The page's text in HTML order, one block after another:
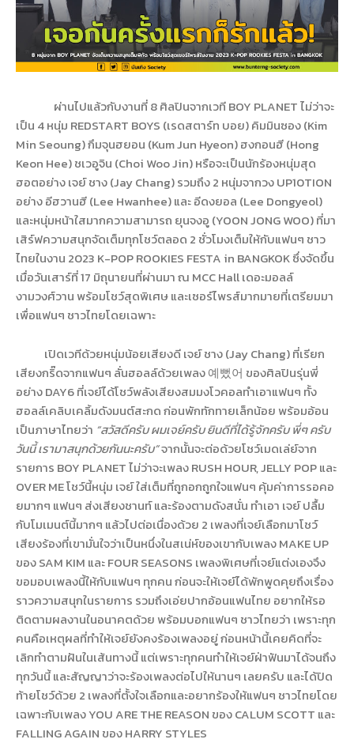
ผ่านไปแล้วกับงานที่8ศิลปินจากเวทีBOY PLANETไม่ว่าจะ
เป็น 4 หนุ่ม REDSTART BOYS (เรดสตาร์ท บอย) คิมมินซอง (Kim
Min Seoung) กึมจุนฮยอน (Kum Jun Hyeon) ฮงกอนฮี (Hong
Keon Hee) ชเวอูจิน (Choi Woo Jin) หรือจะเป็นนักร้องหนุ่มสุด
ฮอตอย่าง เจย์ ชาง (Jay Chang) รวมถึง2 หนุ่มจากวงUP10TION
อย่าง อีฮวานฮี (Lee Hwanhee) และ อีดงยอล (Lee Dongyeol)
และหนุ่มหน้าใสมากความสามารถ ยุนจงอู (YOON JONG WOO) ที่มา
เสิร์ฟความสนุกจัดเต็มทุกโชว์ตลอด 2 ชั่วโมงเต็มให้กับแฟนๆ ชาว
ไทยในงาน 2023 K-POP ROOKIES FESTA in BANGKOKซึ่งจัดขึ้น
เมื่อวันเสาร์ที่17 มิถุนายนที่ผ่านมา ณ MCC Hallเดอะมอลล์
งามวงศ์วาน พร้อมโชว์สุดพิเศษ และเซอร์ไพรส์มากมายที่เตรียมมา
เพื่อแฟนๆ ชาวไทยโดยเฉพาะ
เปิดเวทีด้วยหนุ่มน้อยเสียงดี เจย์ ชาง (Jay Chang) ที่เรียก
เสียงกริ๊ดจากแฟนๆ ลั่นฮอลล์ด้วยเพลง예뻤어 ของศิลปินรุ่นพี่
อย่างDAY6ที่เจย์ได้โชว์พลังเสียงสมมงโวคอลทำเอาแฟนๆ ทั้ง
ฮอลล์เคลิบเคลิ้มดังมนต์สะกด ก่อนพักทักทายเล็กน้อย พร้อมอ้อน
เป็นภาษาไทยว่า “สวัสดีครับ ผมเจย์ครับ ยินดีที่ได้รู้จักครับ พี่ๆ ครับ
วันนี้ เรามาสนุกด้วยกันนะครับ”จากนั้นจะต่อด้วยโชว์เมดเล่ย์จาก
รายการ BOY PLANETไม่ว่าจะเพลงRUSH HOUR, JELLY POPและ
OVER MEโชว์นี้หนุ่ม เจย์ ใส่เต็มที่ถูกอกถูกใจแฟนๆ คุ้มค่าการรอคอ
ยมากๆ แฟนๆ ส่งเสียงชานท์ และร้องตามดังสนั่น ทำเอา เจย์ ปลื้ม
กับโมเมนต์นี้มากๆ แล้วไปต่อเนื่องด้วย 2 เพลงที่เจย์เลือกมาโชว์
เสียงร้องที่เขามั่นใจว่าเป็นหนึ่งในสเน่ห์ของเขากับเพลงMAKE UP
ของSAM KIM และFOUR SEASONS เพลงพิเศษที่เจย์แต่งเองจึง
ขอมอบเพลงนี้ให้กับแฟนๆ ทุกคน ก่อนจะให้เจย์ได้พักพูดคุยถึงเรื่อง
ราวความสนุกในรายการ รวมถึงเอ่ยปากอ้อนแฟนไทย อยากให้รอ
ติดตามผลงานในอนาคตด้วย พร้อมบอกแฟนๆ ชาวไทยว่า เพราะทุก
คนคือเหตุผลที่ทำให้เจย์ยังคงร้องเพลงอยู่ ก่อนหน้านี้เคยคิดที่จะ
เลิกทำตามฝันในเส้นทางนี้ แต่เพราะทุกคนทำให้เจย์ฝ่าฟันมาได้จนถึง
ทุกวันนี้ และสัญญาว่าจะร้องเพลงต่อไปให้นานๆ เลยครับ และได้ปิด
ท้ายโชว์ด้วย 2 เพลงที่ตั้งใจเลือกและอยากร้องให้แฟนๆ ชาวไทยโดย
เฉพาะกับเพลงYOU ARE THE REASON ของCALUM SCOTT และ
FALLING AGAIN ของHARRY STYLES